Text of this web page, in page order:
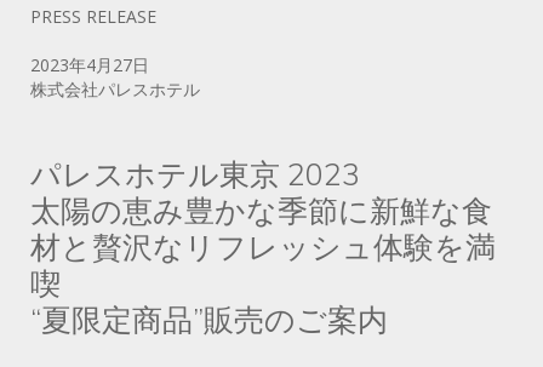
PRESS RELEASE
2023年4月27日
株式会社パレスホテル
パレスホテル東京 2023
太陽の恵み豊かな季節に新鮮な食
材と贅沢なリフレッシュ体験を満
喫
“夏限定商品”販売のご案内